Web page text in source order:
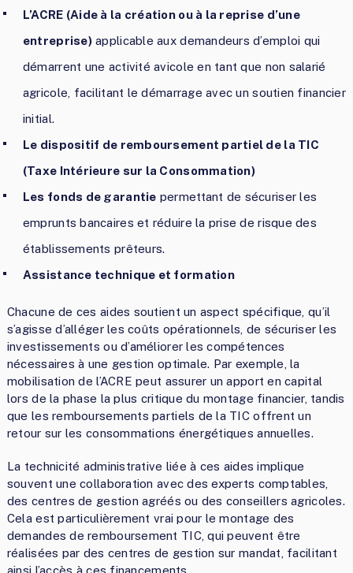
L’ACRE (Aide à la création ou à la reprise d’une
entreprise)applicable aux demandeurs d’emploi qui
démarrent une activité avicole en tant que non salarié
agricole, facilitant le démarrage avec un soutien financier
initial.
Le dispositif de remboursement partiel de la TIC
(Taxe Intérieure sur la Consommation)
Les fonds de garantie permettant de sécuriser les
emprunts bancaires et réduire la prise de risque des
établissements prêteurs.
Assistance technique et formation
Chacune de ces aides soutient un aspect spécifique, qu’il
s’agisse d’alléger les coûts opérationnels, de sécuriser les
investissements ou d’améliorer les compétences
nécessaires à une gestion optimale. Par exemple, la
mobilisation de l’ACRE peut assurer un apport en capital
lors de la phase la plus critique du montage financier, tandis
que les remboursements partiels de la TIC offrent un
retour sur les consommations énergétiques annuelles.
La technicité administrative liée à ces aides implique
souvent une collaboration avec des experts comptables,
des centres de gestion agréés ou des conseillers agricoles.
Cela est particulièrement vrai pour le montage des
demandes de remboursement TIC, qui peuvent être
réalisées par des centres de gestion sur mandat, facilitant
ainsi l’accès à ces financements.